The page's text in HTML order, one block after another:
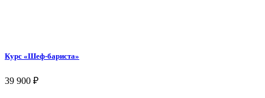
Курс «Шеф-бариста»
39 900 ₽